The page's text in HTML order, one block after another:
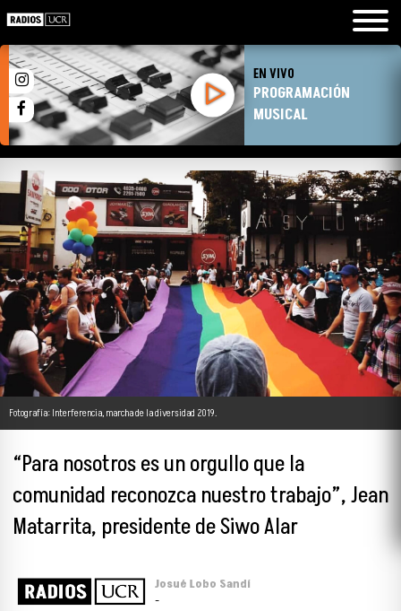
EN VIVO
PROGRAMACIÓN
MUSICAL
Fotografía: Interferencia, marcha de la diversidad 2019.
“Para nosotros es un orgullo que la
comunidad reconozca nuestro trabajo”, Jean
Matarrita, presidente de Siwo Alar
Josué Lobo Sandí
-